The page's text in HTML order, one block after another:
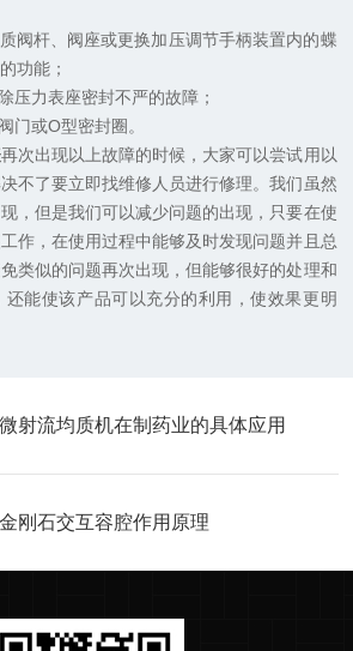
杆、阀座或更换加压调节手柄装置内的蝶
功能；
力表座密封不严的故障；
或O型密封圈。
再次出现以上故障的时候，大家可以尝试用以
不了要立即找维修人员进行修理。我们虽然
，但是我们可以减少问题的出现，只要在使
作，在使用过程中能够及时发现问题并且总
类似的问题再次出现，但能够很好的处理和
能使该产品可以充分的利用，使效果更明
射流均质机在制药业的具体应用
刚石交互容腔作用原理